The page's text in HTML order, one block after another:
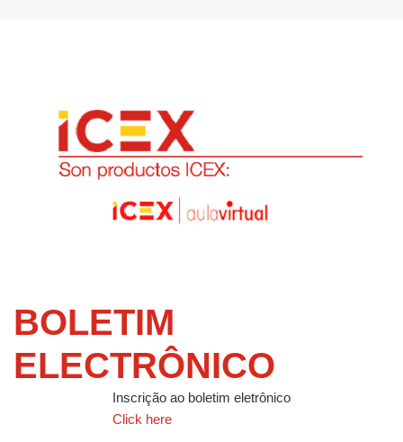
BOLETIM
ELECTRÔNICO
Inscrição ao boletim eletrônico
Click here